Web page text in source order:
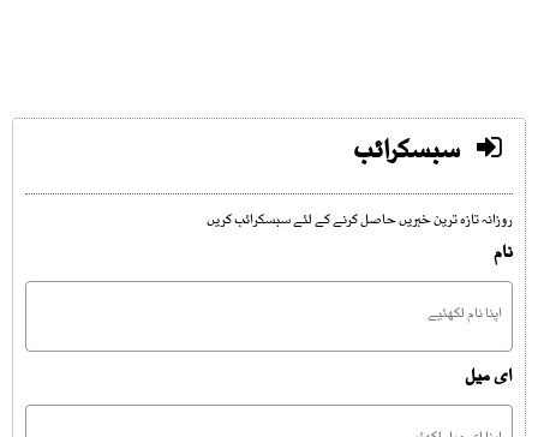
سبسکرائب
روزانہ تازہ ترین خبریں حاصل کرنے کے لئے سبسکرائب کریں
نام
ای میل